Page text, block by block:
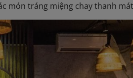
món tráng miệng chay thanh